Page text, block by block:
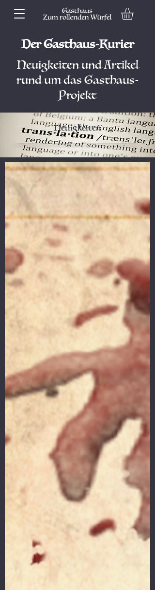
Der Gasthaus-Kurier
Neuigkeiten und Artikel
rund um das Gasthaus-
Projekt
Neuigkeiten